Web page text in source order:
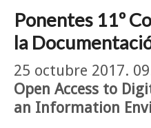
Ponentes 11º
la
25 octubre 2017.
Open Access to
an Information